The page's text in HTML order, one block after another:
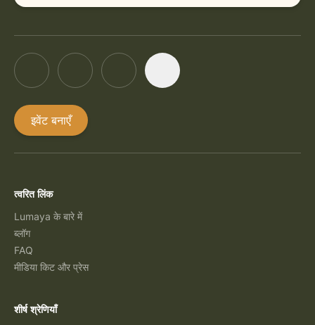
इवेंट बनाएँ
त्वरित लिंक
Lumaya के बारे में
ब्लॉग
FAQ
मीडिया किट और प्रेस
शीर्ष श्रेणियाँ